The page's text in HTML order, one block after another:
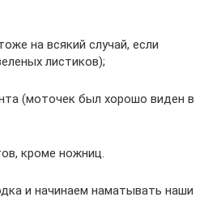
на всякий случай, если
листиков);
(моточек был хорошо виден в
кроме ножниц.
и начинаем наматывать наши